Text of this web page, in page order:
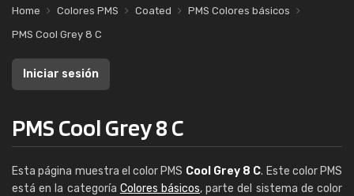
Home Colores PMS Coated
PMS Colores básicos
PMS Cool Grey 8 C
Iniciar sesión
PMS Cool Grey 8 C
Esta página muestra el color PMS Cool Grey 8 C. Este color PMS
está en la categoría Colores básicos, parte del sistema de color